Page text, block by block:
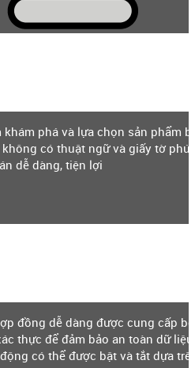
phá và lựa chọn sản phẩm
có thuật ngữ và giấy tờ
dễ dàng, tiện lợi
đồng dễ dàng được cung cấp
thực để đảm bảo an toàn dữ liệu
có thể được bật và tắt dựa